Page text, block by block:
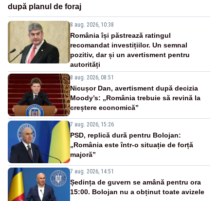
după planul de foraj
8 aug. 2026, 10:38
România își păstrează ratingul
recomandat investițiilor. Un semnal
pozitiv, dar și un avertisment pentru
autorități
8 aug. 2026, 08:51
Nicușor Dan, avertisment după decizia
Moody’s: „România trebuie să revină la
creștere economică”
7 aug. 2026, 15:26
PSD, replică dură pentru Bolojan:
„România este într-o situație de forță
majoră”
7 aug. 2026, 14:51
Ședința de guvern se amână pentru ora
15:00. Bolojan nu a obținut toate avizele